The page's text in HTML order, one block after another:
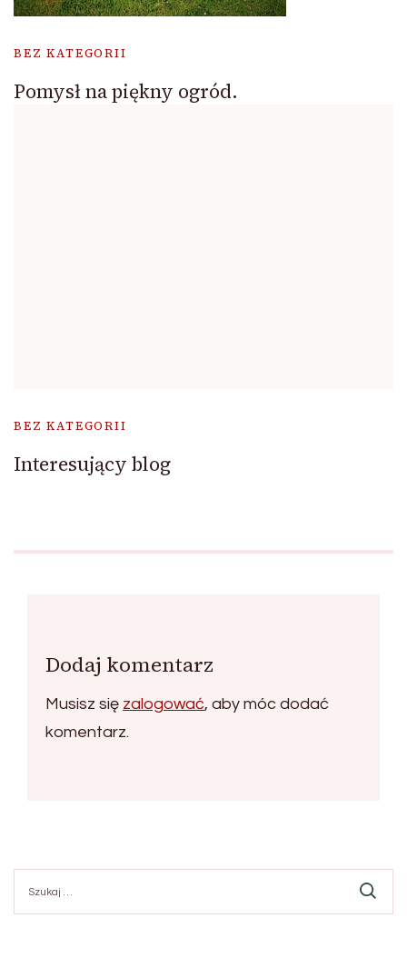
BEZ KATEGORII
Pomysł na piękny ogród.
BEZ KATEGORII
Interesujący blog
Dodaj komentarz
Musisz się zalogować, aby móc dodać
komentarz.